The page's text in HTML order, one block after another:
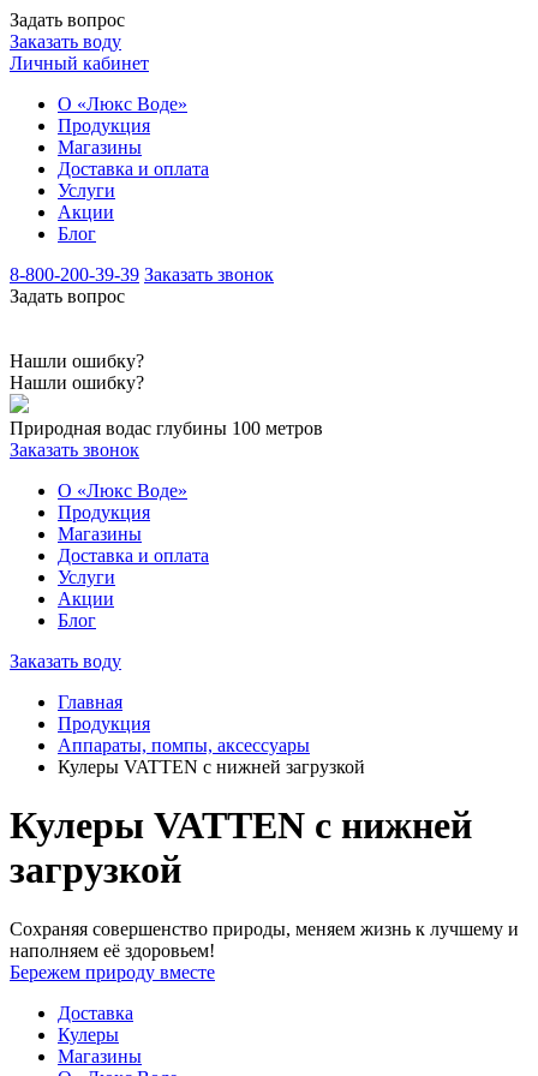
Задать вопрос
Заказать воду
Личный кабинет
О «Люкс Воде»
Продукция
Магазины
Доставка и оплата
Услуги
Акции
Блог
8-800-200-39-39 Заказать звонок
Задать вопрос
Нашли ошибку?
Нашли ошибку?
Природная водас глубины 100 метров
Заказать звонок
О «Люкс Воде»
Продукция
Магазины
Доставка и оплата
Услуги
Акции
Блог
Заказать воду
Главная
Продукция
Аппараты, помпы, аксессуары
Кулеры VATTEN с нижней загрузкой
Кулеры VATTEN с нижней
загрузкой
Сохраняя совершенство природы, меняем жизнь к лучшему и
наполняем её здоровьем!
Бережем природу вместе
Доставка
Кулеры
Магазины